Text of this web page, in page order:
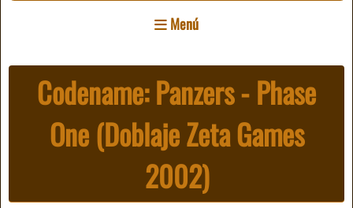
Menú
Codename: Panzers - Phase
One (Doblaje Zeta Games
2002)